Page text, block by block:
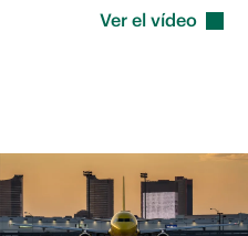
Ver el vídeo